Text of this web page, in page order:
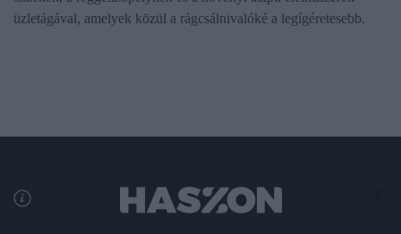
üzletágával, amelyek közül a rágcsálnivalóké a legígéretesebb.